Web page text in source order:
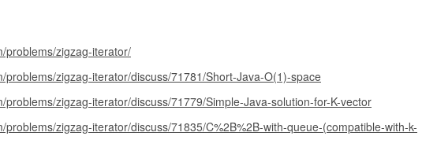
problems/zigzag-iterator/
problems/zigzag-iterator/discuss/71781/Short-Java-O(1)-space
problems/zigzag-iterator/discuss/71779/Simple-Java-solution-for-K-vector
problems/zigzag-iterator/discuss/71835/C%2B%2B-with-queue-(compatible-with-k-